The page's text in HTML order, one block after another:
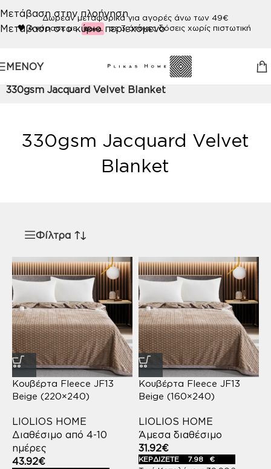
Μετάβαση στην πλοήγηση
Μετάβαση στο κύριο περιεχόμενο
Δωρεάν μεταφορικά για αγορές άνω των 49€
🖤Αγόρασε με σε 3 άτοκες δόσεις χωρίς πιστωτική
ΜΕΝΟΎ
Προϊόν ΠΟΙΟΤΗΤΑ/
330gsm Jacquard Velvet Blanket
330gsm Jacquard Velvet
Blanket
Φίλτρα
Κουβέρτα Fleece JF13
Beige (220×240)
LIOLIOS HOME
Διαθέσιμο από 4-10
ημέρες
43.92€
Κουβέρτα Fleece JF13
Beige (160×240)
LIOLIOS HOME
Άμεσα διαθέσιμο
31.92€
ΚΕΡΔΙΖΕΤΕ 7.98 €